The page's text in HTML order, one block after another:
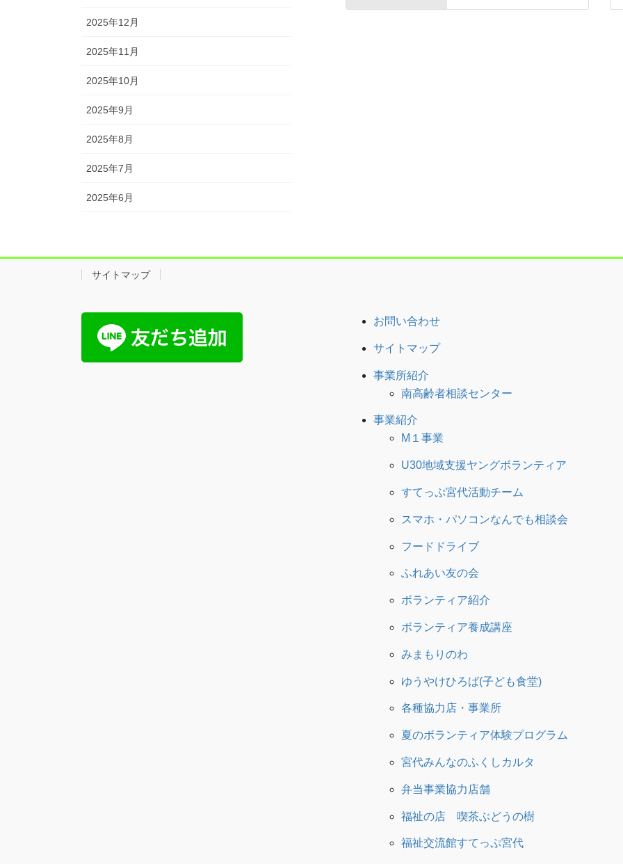
2025年12月
2025年11月
2025年10月
2025年9月
2025年8月
2025年7月
2025年6月
サイトマップ
お問い合わせ
サイトマップ
事業所紹介
南高齢者相談センター
事業紹介
M１事業
U30地域支援ヤングボランティア
すてっぷ宮代活動チーム
スマホ・パソコンなんでも相談会
フードドライブ
ふれあい友の会
ボランティア紹介
ボランティア養成講座
みまもりのわ
ゆうやけひろば(子ども食堂)
各種協力店・事業所
夏のボランティア体験プログラム
宮代みんなのふくしカルタ
弁当事業協力店舗
福祉の店 喫茶ぶどうの樹
福祉交流館すてっぷ宮代